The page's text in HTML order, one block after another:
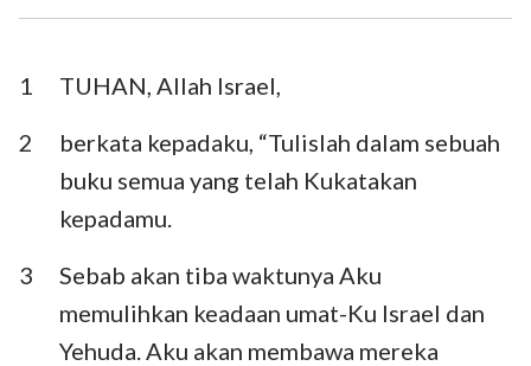
Ezra Nehemia
Ester
Mazmur Amsal
Pengkhotbah Kidung Agung
Yesaya
Ratapan Yehezkiel
Daniel Hosea
1
TUHAN, Allah Israel,
2
berkata kepadaku, “Tulislah dalam sebuah
buku semua yang telah Kukatakan
kepadamu.
3
Sebab akan tiba waktunya Aku
memulihkan keadaan umat-Ku Israel dan
Yehuda. Aku akan membawa mereka